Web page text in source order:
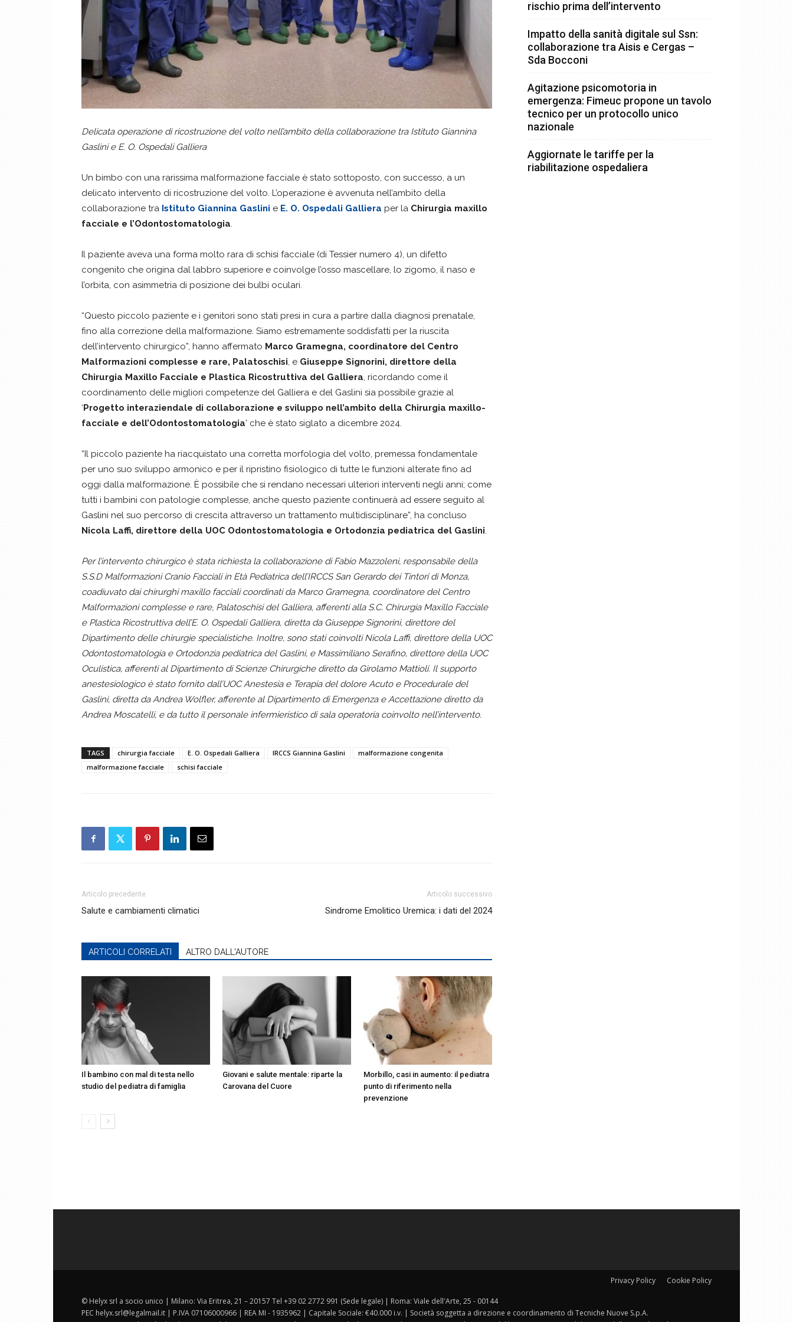
Delicata operazione di ricostruzione del volto nell’ambito della collaborazione tra Istituto Giannina
Gaslini e E. O. Ospedali Galliera
Un bimbo con una rarissima malformazione facciale è stato sottoposto, con successo, a un
delicato intervento di ricostruzione del volto. L’operazione è avvenuta nell’ambito della
collaborazione tra Istituto Giannina Gaslini e E. O. Ospedali Galliera per la Chirurgia maxillo
facciale e l’Odontostomatologia.
Il paziente aveva una forma molto rara di schisi facciale (di Tessier numero 4), un difetto
congenito che origina dal labbro superiore e coinvolge l’osso mascellare, lo zigomo, il naso e
l’orbita, con asimmetria di posizione dei bulbi oculari.
“Questo piccolo paziente e i genitori sono stati presi in cura a partire dalla diagnosi prenatale,
fino alla correzione della malformazione. Siamo estremamente soddisfatti per la riuscita
dell’intervento chirurgico”, hanno affermato Marco Gramegna, coordinatore del Centro
Malformazioni complesse e rare, Palatoschisi, e Giuseppe Signorini, direttore della
Chirurgia Maxillo Facciale e Plastica Ricostruttiva del Galliera, ricordando come il
coordinamento delle migliori competenze del Galliera e del Gaslini sia possibile grazie al
‘Progetto interaziendale di collaborazione e sviluppo nell’ambito della Chirurgia maxillo-
facciale e dell’Odontostomatologia’ che è stato siglato a dicembre 2024.
“Il piccolo paziente ha riacquistato una corretta morfologia del volto, premessa fondamentale
per uno suo sviluppo armonico e per il ripristino fisiologico di tutte le funzioni alterate fino ad
oggi dalla malformazione. È possibile che si rendano necessari ulteriori interventi negli anni; come
tutti i bambini con patologie complesse, anche questo paziente continuerà ad essere seguito al
Gaslini nel suo percorso di crescita attraverso un trattamento multidisciplinare”, ha concluso
Nicola Laffi, direttore della UOC Odontostomatologia e Ortodonzia pediatrica del Gaslini.
Per l’intervento chirurgico è stata richiesta la collaborazione di Fabio Mazzoleni, responsabile della
S.S.D Malformazioni Cranio Facciali in Età Pediatrica dell’IRCCS San Gerardo dei Tintori di Monza,
coadiuvato dai chirurghi maxillo facciali coordinati da Marco Gramegna, coordinatore del Centro
Malformazioni complesse e rare, Palatoschisi del Galliera, afferenti alla S.C. Chirurgia Maxillo Facciale
e Plastica Ricostruttiva dell’E. O. Ospedali Galliera, diretta da Giuseppe Signorini, direttore del
Dipartimento delle chirurgie specialistiche. Inoltre, sono stati coinvolti Nicola Laffi, direttore della UOC
Odontostomatologia e Ortodonzia pediatrica del Gaslini, e Massimiliano Serafino, direttore della UOC
Oculistica, afferenti al Dipartimento di Scienze Chirurgiche diretto da Girolamo Mattioli. Il supporto
anestesiologico è stato fornito dall’UOC Anestesia e Terapia del dolore Acuto e Procedurale del
Gaslini, diretta da Andrea Wolfler, afferente al Dipartimento di Emergenza e Accettazione diretto da
Andrea Moscatelli, e da tutto il personale infermieristico di sala operatoria coinvolto nell’intervento.
TAGS chirurgia facciale E. O. Ospedali Galliera IRCCS Giannina Gaslini
malformazione congenita
malformazione facciale
schisi facciale
Articolo precedente
Salute e cambiamenti climatici
Articolo successivo
Sindrome Emolitico Uremica: i dati del 2024
ARTICOLI CORRELATI ALTRO DALL'AUTORE
Il bambino con mal di testa nello
studio del pediatra di famiglia
Giovani e salute mentale: riparte la
Carovana del Cuore
Morbillo, casi in aumento: il pediatra
punto di riferimento nella
prevenzione
rischio prima dell’intervento
Impatto della sanità digitale sul Ssn:
collaborazione tra Aisis e Cergas –
Sda Bocconi
Agitazione psicomotoria in
emergenza: Fimeuc propone un tavolo
tecnico per un protocollo unico
nazionale
Aggiornate le tariffe per la
riabilitazione ospedaliera
Privacy Policy Cookie Policy
© Helyx srl a socio unico | Milano: Via Eritrea, 21 – 20157 Tel +39 02 2772 991 (Sede legale) | Roma: Viale dell'Arte, 25 - 00144
PEC helyx.srl@legalmail.it | P.IVA 07106000966 | REA MI - 1935962 | Capitale Sociale: €40.000 i.v. | Società soggetta a direzione e coordinamento di Tecniche Nuove S.p.A.